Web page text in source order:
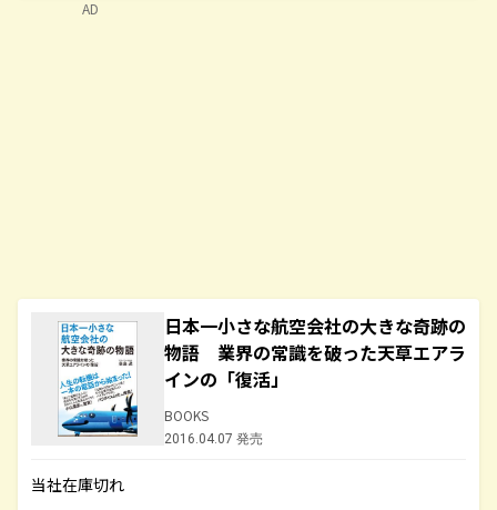
日本一小さな航空会社の大きな奇跡の
物語 業界の常識を破った天草エアラ
インの「復活」
BOOKS
2016.04.07 発売
当社在庫切れ
AD